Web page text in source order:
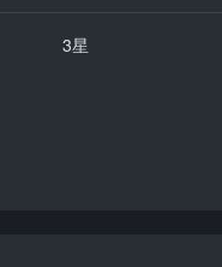
3星